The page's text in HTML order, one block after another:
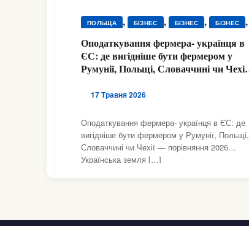
ПОЛЬЩА , БІЗНЕС , БІЗНЕС , БІЗНЕС ,
БІЗНЕС ДОКУМЕНТИ ДОКУМЕНТИ
ДОКУМЕНТИ , ДОКУМЕНТИ , РОБОТА
РОБОТА , РОБОТА , РОБОТА , РУМУНІЯ
ЮРИДИЧНА ДОПОМОГА
ЮРИДИЧНА ДОПОМОГА ,
ЮРИДИЧНА ДОПОМОГА
Оподаткування фермера- українця в
ЄС: де вигідніше бути фермером у
Румунії, Польщі, Словаччині чи Чехії
17 Травня 2026
Оподаткування фермера- українця в ЄС: де
вигідніше бути фермером у Румунії, Польщі,
Словаччині чи Чехії — порівняння 2026
Українська земля […]